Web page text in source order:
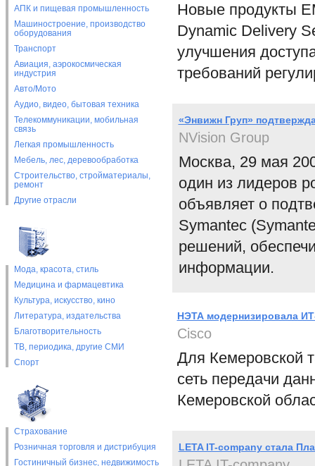
АПК и пищевая промышленность
Машиностроение, производство
оборудования
Транспорт
Авиация, аэрокосмическая
индустрия
Авто/Мото
Аудио, видео, бытовая техника
Телекоммуникации, мобильная
связь
Легкая промышленность
Мебель, лес, деревообработка
Строительство, стройматериалы,
ремонт
Другие отрасли
Мода, красота, стиль
Медицина и фармацевтика
Культура, искусство, кино
Литература, издательства
Благотворительность
ТВ, периодика, другие СМИ
Спорт
Страхование
Розничная торговля и дистрибуция
Гостиничный бизнес, недвижимость
Новые продукты
Dynamic Delivery
улучшения
требований
«Энвижн Груп»
NVision Group
Москва, 29 мая
один из лидеров
объявляет о
Symantec
решений,
информации.
НЭТА модернизировала
Cisco
Для Кемеровской
сеть передачи
Кемеровской
LETA IT-company стала